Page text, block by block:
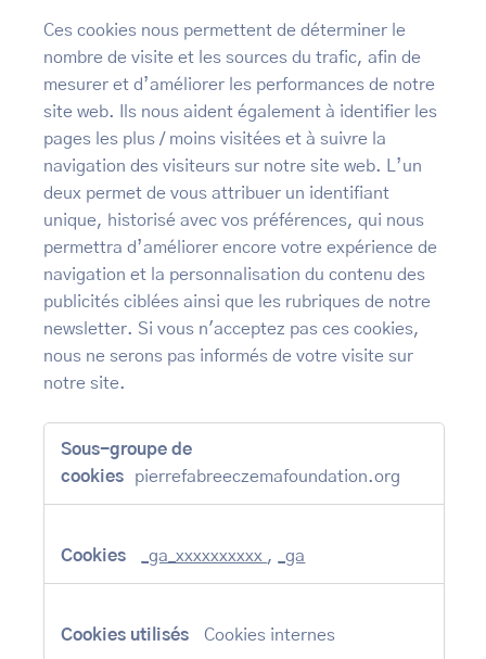
Ces cookies nous permettent de déterminer le
nombre de visite et les sources du trafic, afin de
mesurer et d’améliorer les performances de notre
site web. Ils nous aident également à identifier les
pages les plus / moins visitées et à suivre la
navigation des visiteurs sur notre site web. L’un
deux permet de vous attribuer un identifiant
unique, historisé avec vos préférences, qui nous
permettra d’améliorer encore votre expérience de
navigation et la personnalisation du contenu des
publicités ciblées ainsi que les rubriques de notre
newsletter. Si vous n'acceptez pas ces cookies,
nous ne serons pas informés de votre visite sur
notre site.
de
performancepierrefabreeczemafoundation.org
_ga_xxxxxxxxxx , _ga
Cookies internes